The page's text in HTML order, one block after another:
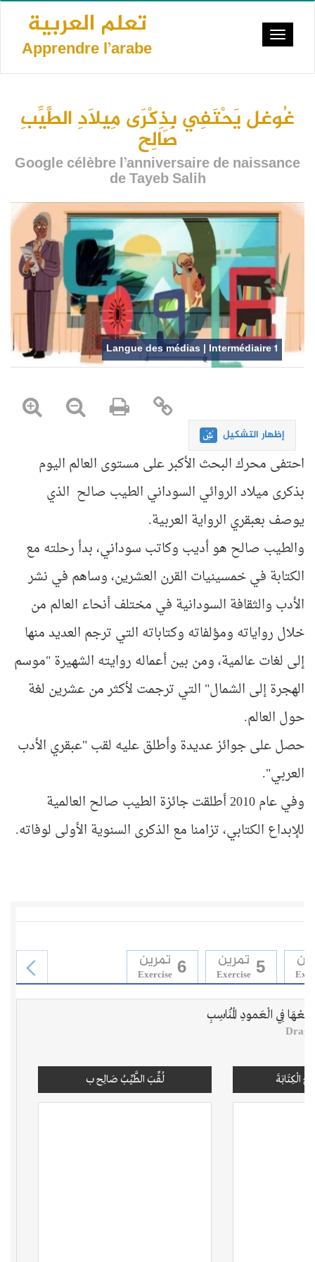
Aller
contenu
principal
تعلم العربية
Apprendre l’arabe
Toggle
غُوغل يَحْتَفِي بِذِكْرَى مِيلَادِ الطَّيِّبِ
صَالِح
Google célèbre l’anniversaire de naissance
de Tayeb Salih
Langue des médias | Intermédiaire 1
إظهار التشكيل
احتفى محرك البحث الأكبر على مستوى العالم اليوم
بذكرى ميلاد الروائي السوداني الطيب صالح الذي
يوصف بعبقري الرواية العربية.
والطيب صالح هو أديب وكاتب سوداني، بدأ رحلته مع
الكتابة في خمسينيات القرن العشرين، وساهم في نشر
الأدب والثقافة السودانية في مختلف أنحاء العالم من
خلال رواياته ومؤلفاته وكتاباته التي ترجم العديد منها
إلى لغات عالمية، ومن بين أعماله روايته الشهيرة "موسم
الهجرة إلى الشمال" التي ترجمت لأكثر من عشرين لغة
حول العالم.
حصل على جوائز عديدة وأطلق عليه لقب "عبقري الأدب
العربي".
وفي عام 2010 أطلقت جائزة الطيب صالح العالمية
للإبداع الكتابي، تزامنا مع الذكرى السنوية الأولى لوفاته.